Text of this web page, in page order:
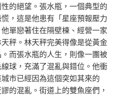
的絕望。張水瓶，一個典型的
，這是他患有「星座預報壓力
單戀著住在隔壁棟、經營一家
天秤。林天秤完美得像是從黃金
而張水瓶的人生，則像一團被
球，充滿了混亂與錯位。他衝
市已經因為這個突如其來的
的混亂。街道上的雙魚座們，